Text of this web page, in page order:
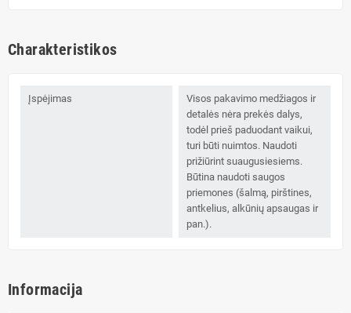
Charakteristikos
Įspėjimas
Visos pakavimo medžiagos ir
detalės nėra prekės dalys,
todėl prieš paduodant vaikui,
turi būti nuimtos. Naudoti
prižiūrint suaugusiesiems.
Būtina naudoti saugos
priemones (šalmą, pirštines,
antkelius, alkūnių apsaugas ir
pan.).
Informacija